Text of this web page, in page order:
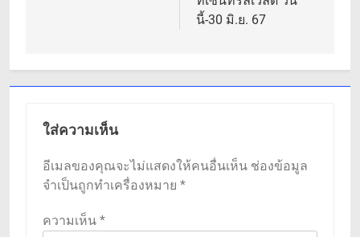
นี้-30 มิ.ย. 67
ใส่ความเห็น
อีเมลของคุณจะไม่แสดงให้คนอื่นเห็น ช่องข้อมูล
จำเป็นถูกทำเครื่องหมาย *
ความเห็น *